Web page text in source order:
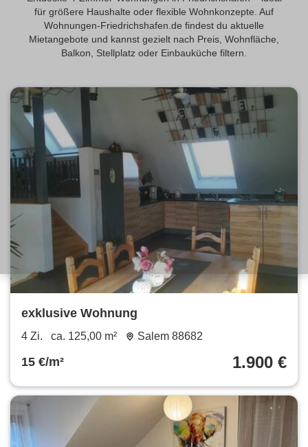
für größere Haushalte oder flexible Wohnkonzepte. Auf
Wohnungen-Friedrichshafen.de findest du aktuelle
Mietangebote und kannst gezielt nach Preis, Wohnfläche,
Balkon, Stellplatz oder Einbauküche filtern.
exklusive Wohnung
4 Zi. ca. 125,00 m² Salem 88682
15 €/m² 1.900 €